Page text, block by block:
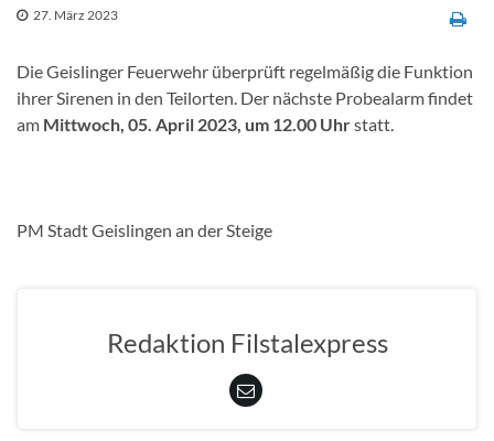
27. März 2023
Die Geislinger Feuerwehr überprüft regelmäßig die Funktion
ihrer Sirenen in den Teilorten. Der nächste Probealarm findet
am Mittwoch, 05. April 2023, um 12.00 Uhrstatt.
PM Stadt Geislingen an der Steige
Redaktion Filstalexpress